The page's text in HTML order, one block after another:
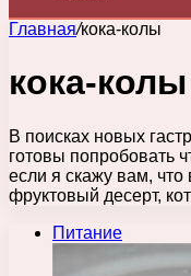
Главная/кока-колы
кока-колы
В поисках новых
готовы попробовать
если я скажу вам,
фруктовый десерт,
Питание